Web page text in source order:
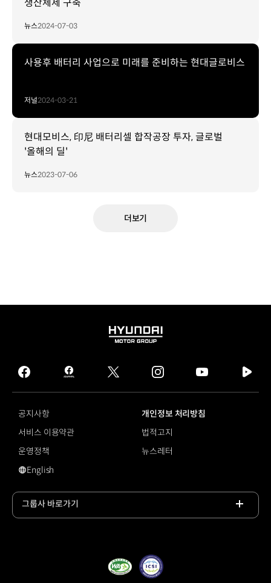
뉴스2024-07-03
사용후 배터리 사업으로 미래를 준비하는 현대글로비스
저널2024-03-21
현대모비스, 印尼 배터리셀 합작공장 투자, 글로벌
'올해의 딜'
뉴스2023-07-06
더보기
HYUNDAI
GROUP
facebook
hmg
journal
twitter instagram
tv
공지사항
개인정보 처리방침
서비스 이용약관
법적고지
운영정책
뉴스레터
#배터리셀
English
그룹사 바로가기